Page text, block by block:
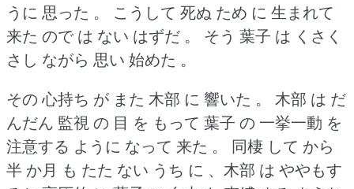
うに 思った 。
こうして 死ぬ ため に 生まれて
来た ので は ない はずだ 。
そう 葉子 は くさく
さし ながら 思い 始めた 。
その 心持ち が また 木部 に 響いた 。
木部 は だ
んだん 監視 の 目 を もって 葉子 の 一挙一動 を
注意する ように なって 来た 。
同棲 して から
半 か月 も たた ない うち に 、木部 は ややもす